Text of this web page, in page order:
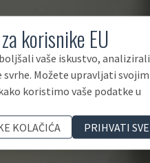
korisnike EU
vaše iskustvo, analizirali
Možete upravljati svojim
koristimo vaše podatke u
KOLAČIĆA
PRIHVATI SVE